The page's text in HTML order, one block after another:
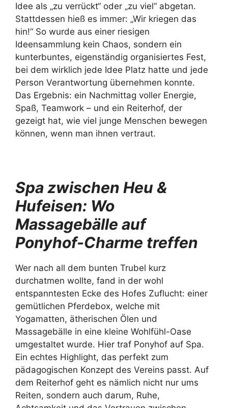
Idee als „zu verrückt“ oder „zu viel“ abgetan.
Stattdessen hieß es immer: „Wir kriegen das
hin!“ So wurde aus einer riesigen
Ideensammlung kein Chaos, sondern ein
kunterbuntes, eigenständig organisiertes Fest,
bei dem wirklich jede Idee Platz hatte und jede
Person Verantwortung übernehmen konnte.
Das Ergebnis: ein Nachmittag voller Energie,
Spaß, Teamwork – und ein Reiterhof, der
gezeigt hat, wie viel junge Menschen bewegen
können, wenn man ihnen vertraut.
Spa zwischen Heu &
Hufeisen: Wo
Massagebälle auf
Ponyhof-Charme treffen
Wer nach all dem bunten Trubel kurz
durchatmen wollte, fand in der wohl
entspanntesten Ecke des Hofes Zuflucht: einer
gemütlichen Pferdebox, welche mit
Yogamatten, ätherischen Ölen und
Massagebälle in eine kleine Wohlfühl-Oase
umgestaltet wurde. Hier traf Ponyhof auf Spa.
Ein echtes Highlight, das perfekt zum
pädagogischen Konzept des Vereins passt. Auf
dem Reiterhof geht es nämlich nicht nur ums
Reiten, sondern auch darum, Ruhe,